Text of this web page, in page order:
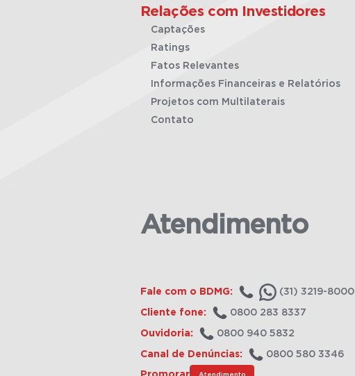
Relações com Investidores
Captações
Ratings
Fatos Relevantes
Informações Financeiras e Relatórios
Projetos com Multilaterais
Contato
Atendimento
Fale com o BDMG: (31) 3219-8000
Cliente fone: 0800 283 8337
Ouvidoria: 0800 940 5832
Canal de Denúncias: 0800 580 3346
Atendimento